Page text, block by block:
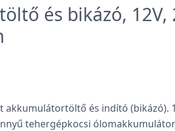
és bikázó, 12V,
akkumulátortöltő és indító (bikázó).
tehergépkocsi